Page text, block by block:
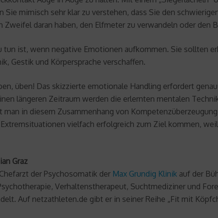
Sie mimisch sehr klar zu verstehen, dass Sie den
daran haben, den Elfmeter zu verwandeln oder den
ist, wenn negative Emotionen aufkommen. Sie sollten
Gestik und Körpersprache verschaffen.
üben! Das skizzierte emotionale Handling erfordert
längeren Zeitraum werden die erlernten mentalen
in diesem Zusammenhang von
vielfach erfolgreich zum Ziel kommen,
Graz
der Psychosomatik der Max Grundig Klinik auf der
Verhaltenstherapeut, Suchtmediziner und
Auf netzathleten.de gibt er in seiner Reihe „Fit mit